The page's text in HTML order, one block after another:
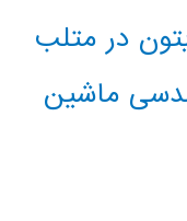
در متلب
ماشین